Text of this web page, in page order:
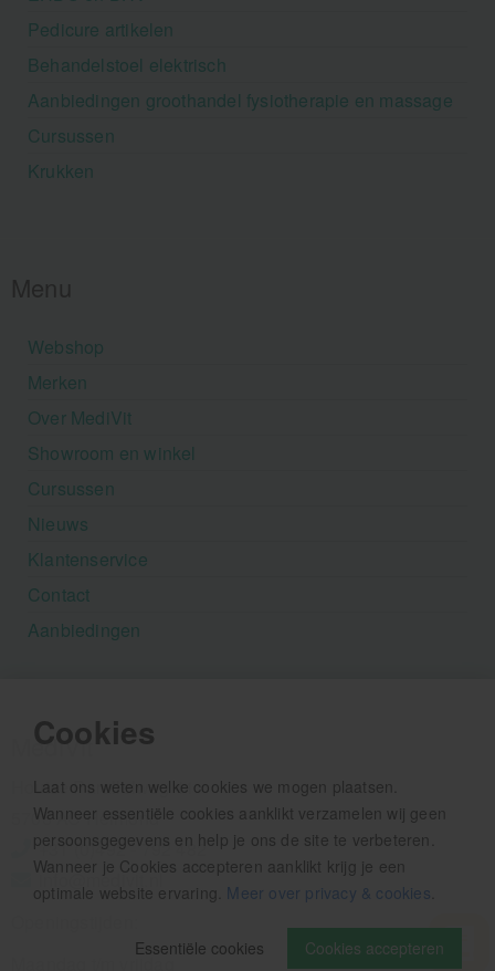
Cookies
Laat ons weten welke cookies we mogen plaatsen.
Wanneer essentiële cookies aanklikt verzamelen wij geen
persoonsgegevens en help je ons de site te verbeteren.
Wanneer je Cookies accepteren aanklikt krijg je een
optimale website ervaring. Meer over privacy & cookies
Cookies accepteren
Essentiële cookies
Pedicure artikelen
Behandelstoel elektrisch
Aanbiedingen groothandel fysiotherapie en massage
Cursussen
Krukken
Webshop
Merken
Over MediVit
Showroom en winkel
Cursussen
Nieuws
Klantenservice
Contact
Aanbiedingen
MediVit
Houtse Parallelweg 41
5706 AC Helmond
+31 (0)492 - 792 482
info@medivit.nl